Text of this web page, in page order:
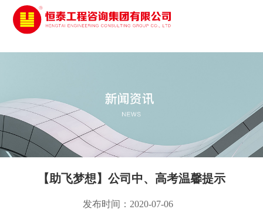
太阳城娱乐
【助飞梦想】公司中、高考温馨提示
发布时间：2020-07-06